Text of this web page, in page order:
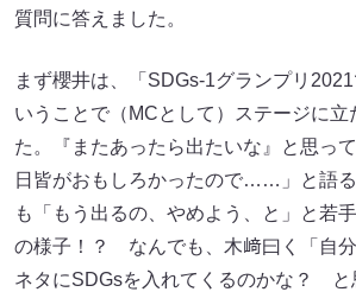
質問に答えました。
まず櫻井は、「SDGs-1グランプリ
いうことで（MCとして）ステージに立
た。『またあったら出たいな』と思っ
日皆がおもしろかったので……」と語
も「もう出るの、やめよう、と」と若
の様子！？ なんでも、木﨑曰く「自分
ネタにSDGsを入れてくるのかな？ と